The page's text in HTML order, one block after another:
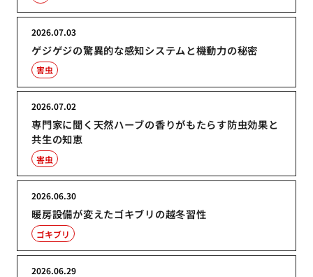
ゲジゲジの驚異的な感知システムと機動力の秘密
2026.07.03
害虫
専門家に聞く天然ハーブの香りがもたらす防虫効果と
共生の知恵
2026.07.02
害虫
暖房設備が変えたゴキブリの越冬習性
2026.06.30
ゴキブリ
2026.06.29